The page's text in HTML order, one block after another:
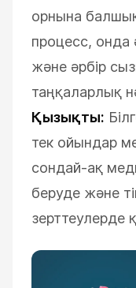
орнына
процесс, онда
және әрбір
таңқаларлық
Қызықты:
тек ойындар
сондай-ақ
беруде және
зерттеулерде